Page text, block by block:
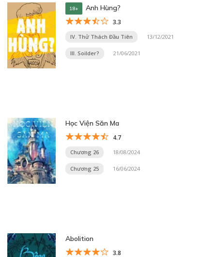
18+ Anh Hùng?
3.3
IV. Thử Thách Đầu Tiên 13/12/2021
III. Soilder? 21/06/2021
Học Viện Săn Ma
4.7
Chương 26 18/08/2024
Chương 25 16/06/2024
Abolition
3.8